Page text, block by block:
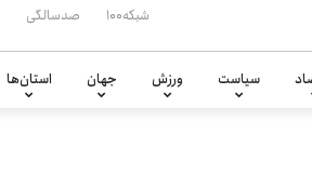
شبکه۱۰۰ صدسالگی
سیاست ورزش جهان استان‌ها